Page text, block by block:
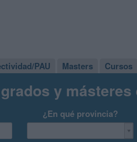
PAU Masters Cursos
y
¿En qué provincia?